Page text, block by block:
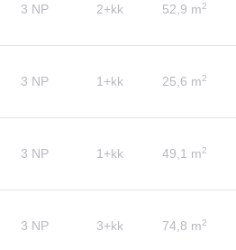
3 NP 2+kk 52,9 m2
3 NP 1+kk 25,6 m2
3 NP 1+kk 49,1 m2
3 NP 3+kk 74,8 m2